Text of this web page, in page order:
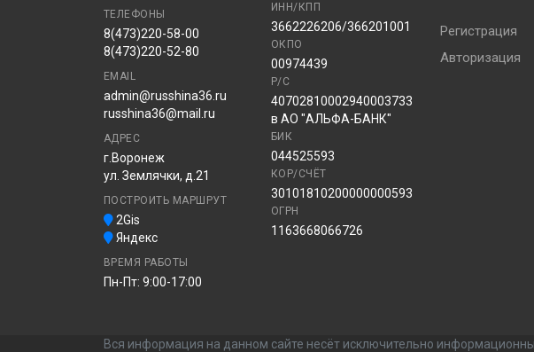
ТЕЛЕФОНЫ
8(473)220-58-00
8(473)220-52-80
EMAIL
admin@russhina36.ru
russhina36@mail.ru
АДРЕС
г.Воронеж
ул. Землячки, д.21
ПОСТРОИТЬ МАРШРУТ
2Gis
Яндекс
ВРЕМЯ РАБОТЫ
Пн-Пт: 9:00-17:00
ИНН/КПП
3662226206/366201001
ОКПО
00974439
Р/С
40702810002940003733
в АО "АЛЬФА-БАНК"
БИК
044525593
КОР/СЧЁТ
30101810200000000593
ОГРН
1163668066726
Регистрация
Авторизация
Вся информация на данном сайте несёт исключительно